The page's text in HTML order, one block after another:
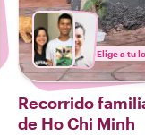
Elige a tu
Recorrido
de Ho Chi Minh